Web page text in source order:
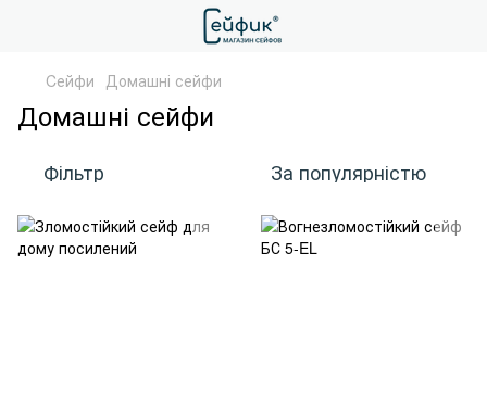
Cейфи Домашні сейфи
Домашні сейфи
Фільтр За популярністю